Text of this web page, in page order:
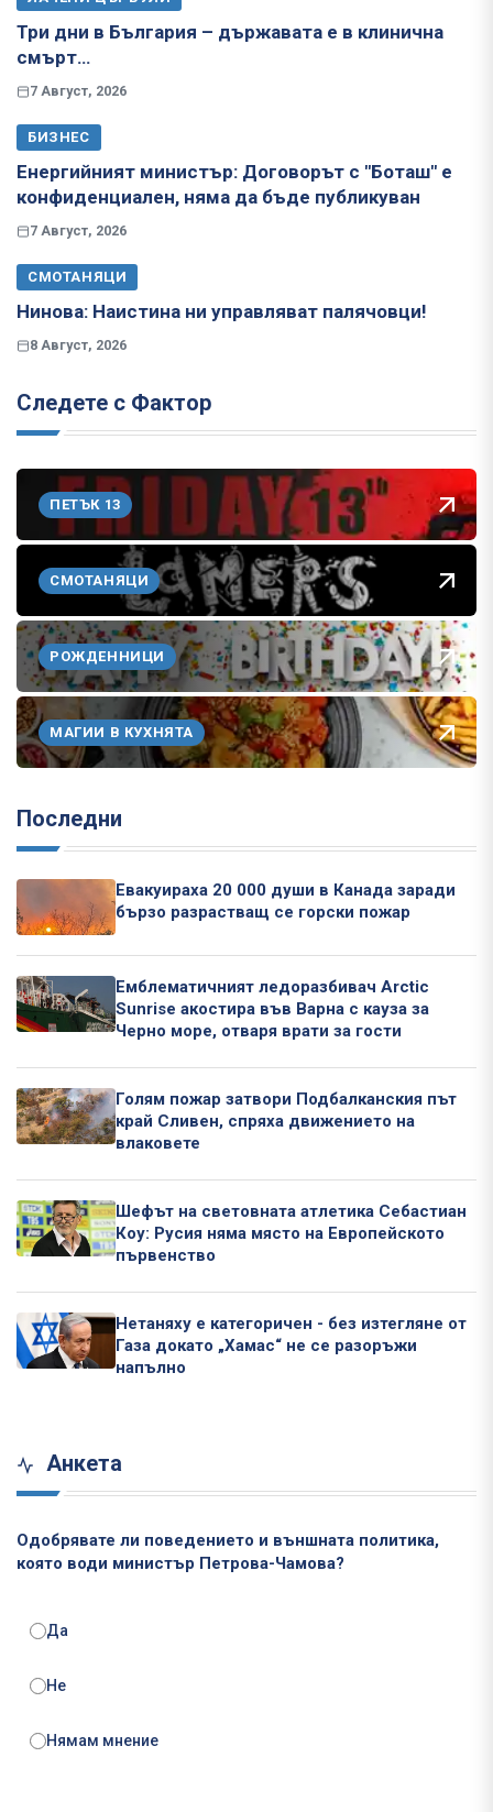
Три дни в България – държавата е в клинична
смърт…
7 Август, 2026
БИЗНЕС
Енергийният министър: Договорът с "Боташ" е
конфиденциален, няма да бъде публикуван
7 Август, 2026
СМОТАНЯЦИ
Нинова: Наистина ни управляват палячовци!
8 Август, 2026
Следете с Фактор
ПЕТЪК 13
СМОТАНЯЦИ
РОЖДЕННИЦИ
МАГИИ В КУХНЯТА
Последни
Евакуираха 20 000 души в Канада заради
бързо разрастващ се горски пожар
Емблематичният ледоразбивач Arctic
Sunrise акостира във Варна с кауза за
Черно море, отваря врати за гости
Голям пожар затвори Подбалканския път
край Сливен, спряха движението на
влаковете
Шефът на световната атлетика Себастиан
Коу: Русия няма място на Европейското
първенство
Нетаняху е категоричен - без изтегляне от
Газа докато „Хамас“ не се разоръжи
напълно
Анкета
Одобрявате ли поведението и външната политика,
която води министър Петрова-Чамова?
Да
Не
Нямам мнение